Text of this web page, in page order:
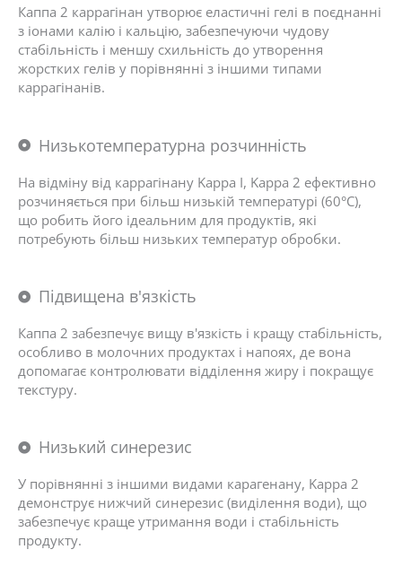
Каппа 2 каррагінан утворює еластичні гелі в поєднанні
з іонами калію і кальцію, забезпечуючи чудову
стабільність і меншу схильність до утворення
жорстких гелів у порівнянні з іншими типами
каррагінанів.
Низькотемпературна розчинність
На відміну від каррагінану Kappa I, Kappa 2 ефективно
розчиняється при більш низькій температурі (60°C),
що робить його ідеальним для продуктів, які
потребують більш низьких температур обробки.
Підвищена в'язкість
Каппа 2 забезпечує вищу в'язкість і кращу стабільність,
особливо в молочних продуктах і напоях, де вона
допомагає контролювати відділення жиру і покращує
текстуру.
Низький синерезис
У порівнянні з іншими видами карагенану, Kappa 2
демонструє нижчий синерезис (виділення води), що
забезпечує краще утримання води і стабільність
продукту.